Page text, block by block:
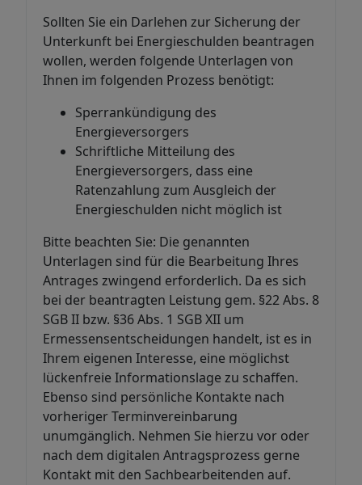
Sollten Sie ein Darlehen zur Sicherung der
Unterkunft bei Energieschulden beantragen
wollen, werden folgende Unterlagen von
Ihnen im folgenden Prozess benötigt:
Sperrankündigung des
Energieversorgers
Schriftliche Mitteilung des
Energieversorgers, dass eine
Ratenzahlung zum Ausgleich der
Energieschulden nicht möglich ist
Bitte beachten Sie: Die genannten
Unterlagen sind für die Bearbeitung Ihres
Antrages zwingend erforderlich. Da es sich
bei der beantragten Leistung gem. §22 Abs. 8
SGB II bzw. §36 Abs. 1 SGB XII um
Ermessensentscheidungen handelt, ist es in
Ihrem eigenen Interesse, eine möglichst
lückenfreie Informationslage zu schaffen.
Ebenso sind persönliche Kontakte nach
vorheriger Terminvereinbarung
unumgänglich. Nehmen Sie hierzu vor oder
nach dem digitalen Antragsprozess gerne
Kontakt mit den Sachbearbeitenden auf.